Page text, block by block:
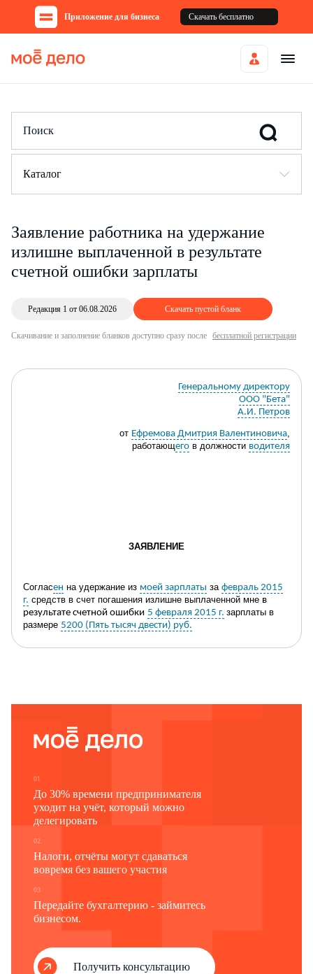
Приложение для бизнеса Скачать бесплатно
Каталог
Заявление работника на удержание
излишне выплаченной в результате
счетной ошибки зарплаты
Редакция 1 от 06.08.2026 Скачать пустой бланк
Скачивание и заполнение бланков доступно сразу после бесплатной регистрации
Генеральному директору
ООО "Бета"
А.И. Петров
от Ефремова Дмитрия Валентиновича,
работающего в должности водителя
ЗАЯВЛЕНИЕ
Согласен на удержание из моей зарплаты за февраль 2015
г. средств в счет погашения излишне выплаченной мне в
результате счетной ошибки 5 февраля 2015 г. зарплаты в
размере 5200 (Пять тысяч двести) руб.
Размер и основания удержания из зарплаты не оспариваю.
01
До 30% времени предпринимателя
уходит на учёт, который можно
делегировать
02
Налоги, отчёты могут сдаваться
вовремя без вашего участия
03
Передайте бухгалтерию - займитесь
бизнесом.
Получить консультацию